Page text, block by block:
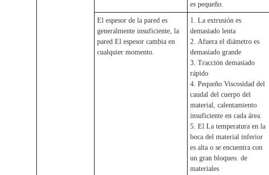
es pequeño.
El espesor de la pared es
generalmente insuficiente, la
pared El espesor cambia en
cualquier momento.
1. La extrusión es
demasiado lenta
2. Afuera el diámetro es
demasiado grande
3. Tracción demasiado
rápido
4. Pequeño Viscosidad del
caudal del cuerpo del
material, calentamiento
insuficiente en cada área.
5. El La temperatura en la
boca del material inferior
es alta o se encuentra con
un gran bloqueo. de
materiales